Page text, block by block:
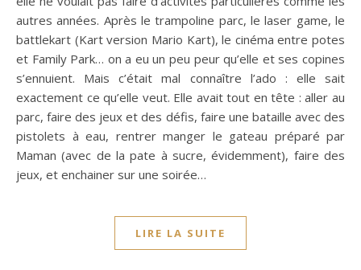
autres années. Après le trampoline parc, le laser game, le
battlekart (Kart version Mario Kart), le cinéma entre potes
et Family Park… on a eu un peu peur qu’elle et ses copines
s’ennuient. Mais c’était mal connaître l’ado : elle sait
exactement ce qu’elle veut. Elle avait tout en tête : aller au
parc, faire des jeux et des défis, faire une bataille avec des
pistolets à eau, rentrer manger le gateau préparé par
Maman (avec de la pate à sucre, évidemment), faire des
jeux, et enchainer sur une soirée…
LIRE LA SUITE